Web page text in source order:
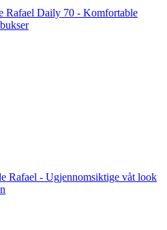
Rafael Daily 70 - Komfortable
Rafael - Ugjennomsiktige våt look